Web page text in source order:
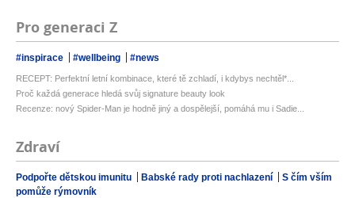
Pro generaci Z
#inspirace #wellbeing #news
RECEPT: Perfektní letní kombinace, které tě zchladí, i kdybys nechtěl*...
Proč každá generace hledá svůj signature beauty look
Recenze: nový Spider-Man je hodně jiný a dospělejší, pomáhá mu i Sadie...
Zdraví
Podpořte dětskou imunitu Babské rady proti nachlazení
S čím vším
pomůže rýmovník